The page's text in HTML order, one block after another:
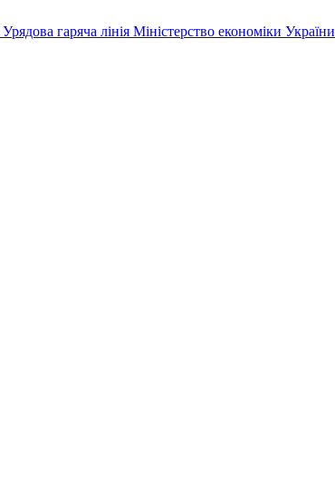
гаряча лінія Міністерство економіки України